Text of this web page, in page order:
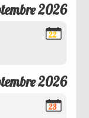
2026
22
2026
23